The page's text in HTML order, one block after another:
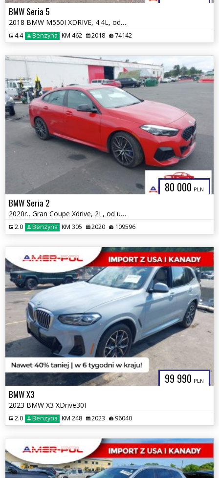
BMW Seria 5
2018 BMW M550I XDRIVE, 4.4L, od ubezpieczalni
4.4 Benzyna KM 462 2018 74142
80 000 PLN
BMW Seria 2
2020r., Gran Coupe Xdrive, 2L, od ubezpieczalni
2.0 Benzyna KM 305 2020 109596
99 990 PLN
BMW X3
2023 BMW X3 XDrive30I
2.0 Benzyna KM 248 2023 96040